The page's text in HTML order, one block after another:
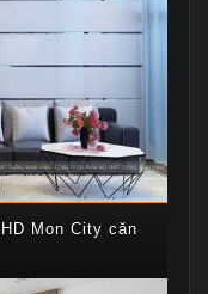
Mon City căn